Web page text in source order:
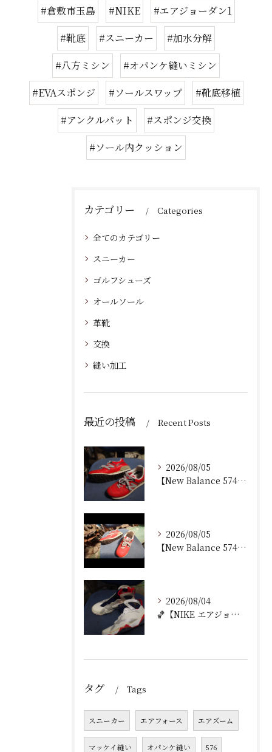
#倉敷市玉島 #NIKE
#エアジョーダン1
#靴底
#スニーカー
#加水分解
#八方ミシン
#オパンケ縫いミシン
#EVAスポンジ
#ソールスワップ
#靴底移植
#アンクルパット
#スポンジ交換
#ソール内クッション
カテゴリー Categories
全てのカテゴリー
スニーカー
ゴルフシューズ
オールソール
革靴
交換
縫い加工
最近の投稿 Recent Posts
2026/08/05
【New Balance 574 修理｜加水分解したウェッジ...
2026/08/05
【New Balance 574 修理｜ウェッジヒール加水分...
2026/08/04
🏀【NIKE エアジョーダン7 加水分解修理｜ミッドソール交...
タグ Tags
スニーカー エアフォース エアズーム
マッケイ縫い オパンケ縫い 576